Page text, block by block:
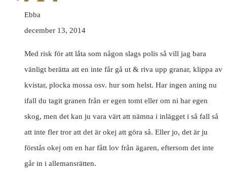
Ebba
december 13, 2014
Med risk för att låta som någon slags polis så vill jag bara
vänligt berätta att en inte får gå ut & riva upp granar, klippa av
kvistar, plocka mossa osv. hur som helst. Har ingen aning nu
ifall du tagit granen från er egen tomt eller om ni har egen
skog, men det kan ju vara värt att nämna i inlägget i så fall så
att inte fler tror att det är okej att göra så. Eller jo, det är ju
förstås okej om en har fått lov från ägaren, eftersom det inte
går in i allemansrätten.